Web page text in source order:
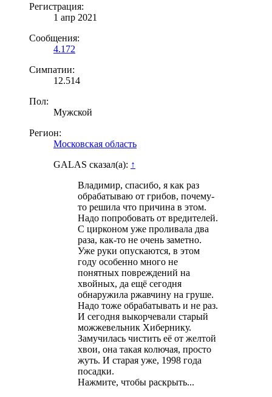
Регистрация:
1 апр 2021
Сообщения:
4.172
Симпатии:
12.514
Пол:
Мужской
Регион:
Московская область
GALAS сказал(а): ↑
Владимир, спасибо, я как раз
обрабатываю от грибов, почему-
то решила что причина в этом.
Надо попробовать от вредителей.
С цирконом уже проливала два
раза, как-то не очень заметно.
Уже руки опускаются, в этом
году особенно много не
понятных повреждений на
хвойных, да ещё сегодня
обнаружила ржавчину на груше.
Надо тоже обрабатывать и не раз.
И сегодня выкорчевали старый
можжевельник Хибернику.
Замучилась чистить её от желтой
хвои, она такая колючая, просто
жуть. И старая уже, 1998 года
посадки.
Нажмите, чтобы раскрыть...